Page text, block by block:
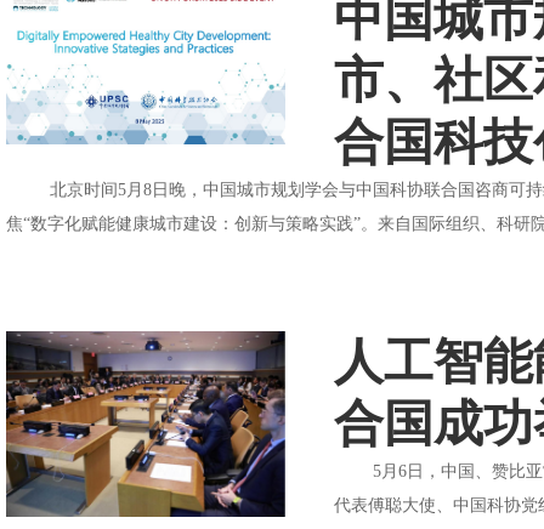
中国城
市、社
合国科
北京时间5月8日晚，中国城市规划学会与中国科协联合国咨商可持
焦“数字化赋能健康城市建设：创新与策略实践”。来自国际组织、
人工智
合国成
5月6日，中国、赞比亚
代表傅聪大使、中国科协